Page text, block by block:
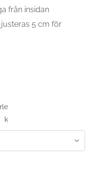
från insidan
5 cm för
k